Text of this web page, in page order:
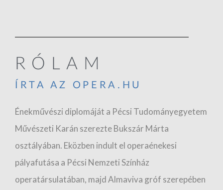
RÓLAM
ÍRTA AZ OPERA.HU
Énekművészi diplomáját a Pécsi Tudományegyetem
Művészeti Karán szerezte Bukszár Márta
osztályában. Eközben indult el operaénekesi
pályafutása a Pécsi Nemzeti Színház
operatársulatában, majd Almaviva gróf szerepében